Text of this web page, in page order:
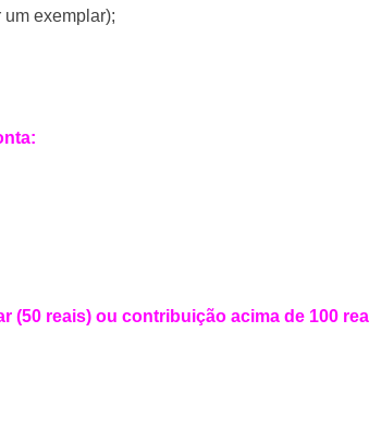
exemplar);
(50 reais) ou contribuição acima de 100